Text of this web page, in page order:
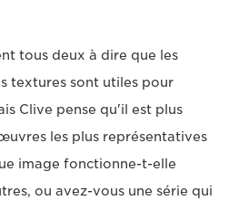
tous deux à dire que les
textures sont utiles pour
Clive pense qu'il est plus
les plus représentatives
image fonctionne-t-elle
ou avez-vous une série qui